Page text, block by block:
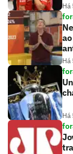
Há
Há
Há